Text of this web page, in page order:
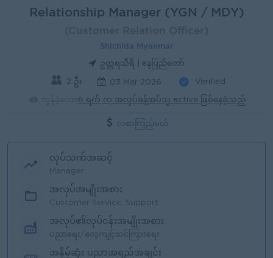
Relationship Manager (YGN / MDY)
Shichida Myanmar
ဥတ္တရသီရိ | နေပြည်တော်
2 ဦး 03 Mar 2026 Verified
6 ရက် က အလုပ်ခန့်အပ်သူ active ဖြစ်နေခဲ့သည်
လစာကြည့်မယ်
လုပ်သက်အဆင့်
Manager
အလုပ်အမျိုးအစား
Customer Service, Support
အလုပ်၏လုပ်ငန်းအမျိုးအစား
ပညာရေး/လေ့ကျင့်သင်ကြားရေး
အနိမ့်ဆုံး ပညာအရည်အချင်း